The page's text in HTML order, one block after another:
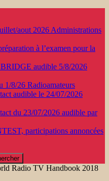
aout 2026 Administrations
à l’examen pour la
audible 5/8/2026
1/8/26 Radioamateurs
audible le 24/07/2026
du 23/07/2026 audible par
participations annoncées
Radio TV Handbook 2018